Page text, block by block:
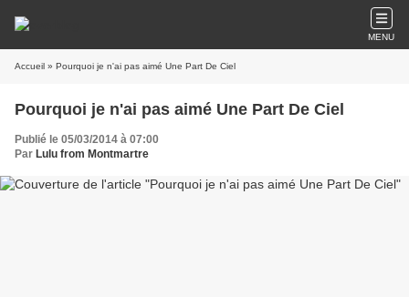
MENU
Accueil » Pourquoi je n'ai pas aimé Une Part De Ciel
Pourquoi je n'ai pas aimé Une Part De Ciel
Publié le 05/03/2014 à 07:00
Par Lulu from Montmartre